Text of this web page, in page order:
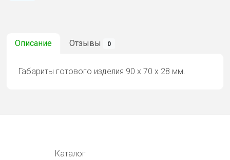
Описание Отзывы 0
Габариты готового изделия 90 х 70 х 28 мм.
Каталог